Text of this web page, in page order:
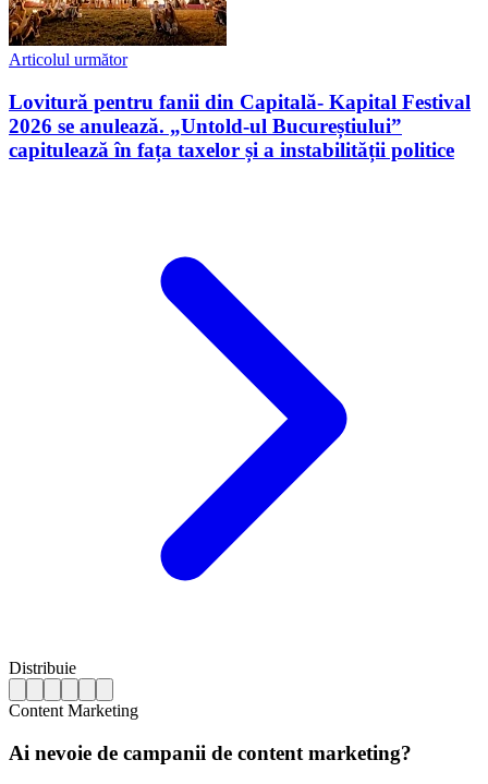
Articolul următor
Lovitură pentru fanii din Capitală- Kapital Festival
2026 se anulează. „Untold-ul Bucureștiului”
capitulează în fața taxelor și a instabilității politice
Distribuie
Content Marketing
Ai nevoie de campanii de content marketing?